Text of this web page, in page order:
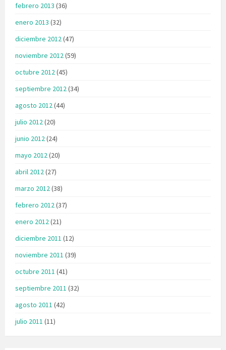
febrero 2013 (36)
enero 2013 (32)
diciembre 2012(47)
noviembre 2012(59)
octubre 2012(45)
septiembre 2012(34)
agosto 2012(44)
julio 2012(20)
junio 2012(24)
mayo 2012(20)
abril 2012(27)
marzo 2012(38)
febrero 2012(37)
enero 2012(21)
diciembre 2011 (12)
noviembre 2011 (39)
octubre 2011 (41)
septiembre 2011 (32)
agosto 2011 (42)
julio 2011 (11)